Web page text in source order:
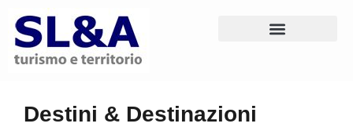
Destini & Destinazioni